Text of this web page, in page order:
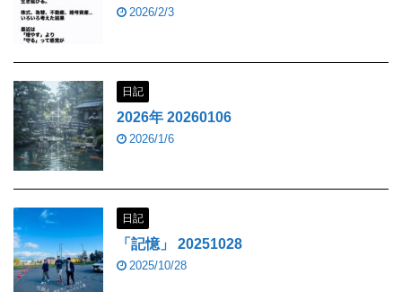
2026/2/3
日記
2026年 20260106
2026/1/6
日記
「記憶」 20251028
2025/10/28